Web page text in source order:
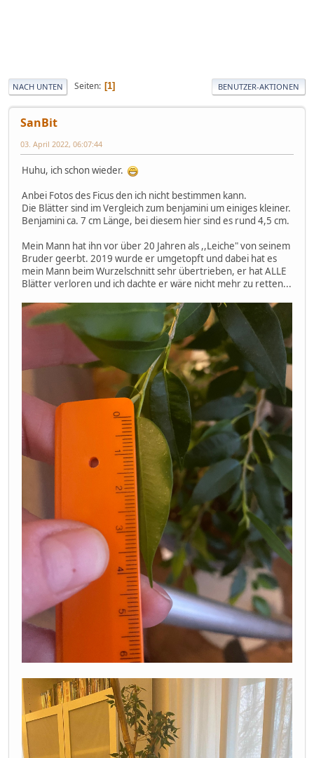
NACH UNTEN Seiten 1 BENUTZER-AKTIONEN
SanBit
03. April 2022, 06:07:44
Huhu, ich schon wieder.
Anbei Fotos des Ficus den ich nicht bestimmen kann.
Die Blätter sind im Vergleich zum benjamini um einiges kleiner.
Benjamini ca. 7 cm Länge, bei diesem hier sind es rund 4,5 cm.
Mein Mann hat ihn vor über 20 Jahren als ,,Leiche" von seinem
Bruder geerbt. 2019 wurde er umgetopft und dabei hat es
mein Mann beim Wurzelschnitt sehr übertrieben, er hat ALLE
Blätter verloren und ich dachte er wäre nicht mehr zu retten...